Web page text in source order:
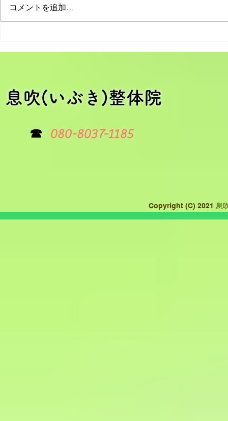
も軽やかに！
コメントを追加…
​息吹(いぶき)整体院
☎ 080-8037-1185
Copyright (C) 2021 息